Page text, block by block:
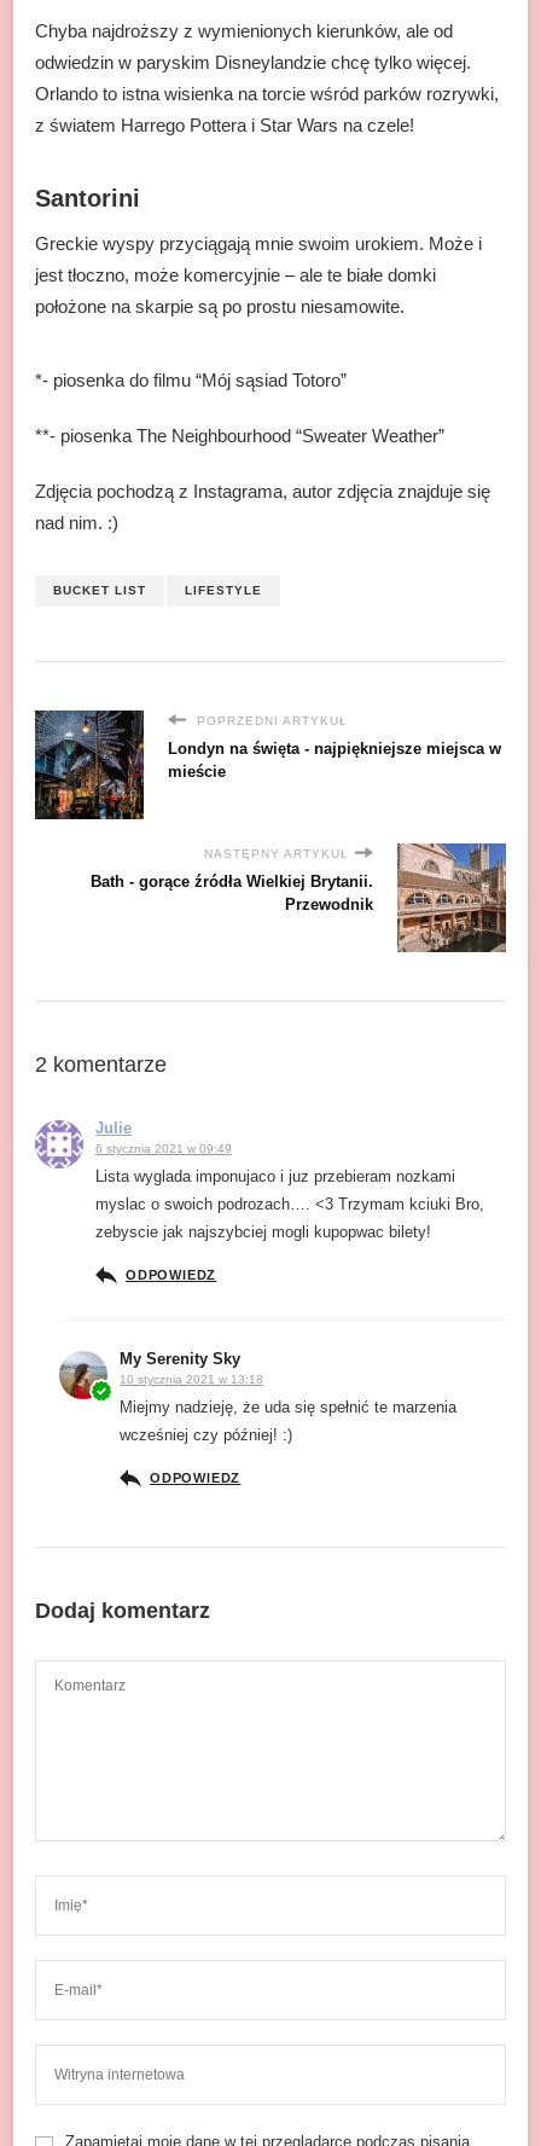
Chyba najdroższy z wymienionych kierunków, ale od
odwiedzin w paryskim Disneylandzie chcę tylko więcej.
Orlando to istna wisienka na torcie wśród parków rozrywki,
z światem Harrego Pottera i Star Wars na czele!
Santorini
Greckie wyspy przyciągają mnie swoim urokiem. Może i
jest tłoczno, może komercyjnie – ale te białe domki
położone na skarpie są po prostu niesamowite.
*- piosenka do filmu “Mój sąsiad Totoro”
**- piosenka The Neighbourhood “Sweater Weather”
Zdjęcia pochodzą z Instagrama, autor zdjęcia znajduje się
nad nim. :)
BUCKET LIST LIFESTYLE
POPRZEDNI ARTYKUŁ
Londyn na święta - najpiękniejsze miejsca w
mieście
NASTĘPNY ARTYKUŁ
Bath - gorące źródła Wielkiej Brytanii.
Przewodnik
2 komentarze
Julie
6 stycznia 2021 w 09:49
Lista wyglada imponujaco i juz przebieram nozkami
myslac o swoich podrozach…. <3 Trzymam kciuki Bro,
zebyscie jak najszybciej mogli kupopwac bilety!
ODPOWIEDZ
My Serenity Sky
10 stycznia 2021 w 13:18
Miejmy nadzieję, że uda się spełnić te marzenia
wcześniej czy później! :)
ODPOWIEDZ
Dodaj komentarz
Zapamiętaj moje dane w tej przeglądarce podczas pisania